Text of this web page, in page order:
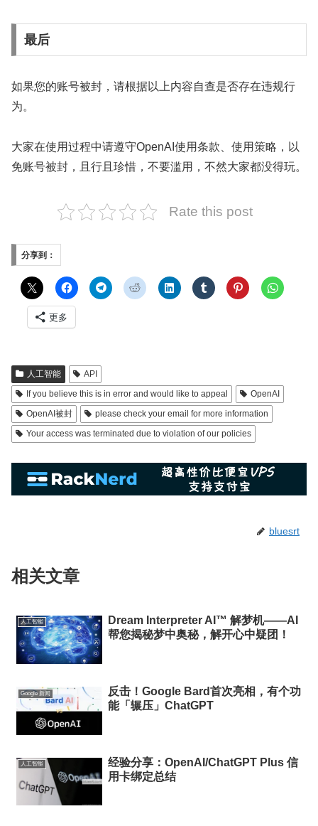
最后
如果您的账号被封，请根据以上内容自查是否存在违规行
为。
大家在使用过程中请遵守OpenAI使用条款、使用策略，以
免账号被封，且行且珍惜，不要滥用，不然大家都没得玩。
Rate this post
分享到：
更多
人工智能
API
If you believe this is in error and would like to appeal
OpenAI
OpenAI被封
please check your email for more information
Your access was terminated due to violation of our policies
bluesrt
相关文章
人工智能
Dream Interpreter AI™ 解梦机——AI
帮您揭秘梦中奥秘，解开心中疑团！
Google 新闻
反击！Google Bard首次亮相，有个功
能「辗压」ChatGPT
人工智能
经验分享：OpenAI/ChatGPT Plus 信
用卡绑定总结